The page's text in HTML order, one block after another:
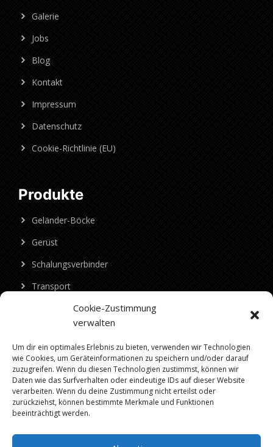
Cookie-Zustimmung
verwalten
Um dir ein optimales Erlebnis zu bieten, verwenden wir Technologien
wie Cookies, um Geräteinformationen zu speichern und/oder darauf
zuzugreifen. Wenn du diesen Technologien zustimmst, können wir
Daten wie das Surfverhalten oder eindeutige IDs auf dieser Website
verarbeiten. Wenn du deine Zustimmung nicht erteilst oder
zurückziehst, können bestimmte Merkmale und Funktionen
beeinträchtigt werden.
Galerie
Jobs
Blog
Kontakt
Impressum
Datenschutz
Cookie-Richtlinie (EU)
Produkte
Geländer-Böcke
Gerüst
Schalungsverbinder
Transport
Baumaschinen
Alle Produkte
Kontakt
Telefon: +49 030 23973997
E-Mail: info@trend-mietservice.de,trend-